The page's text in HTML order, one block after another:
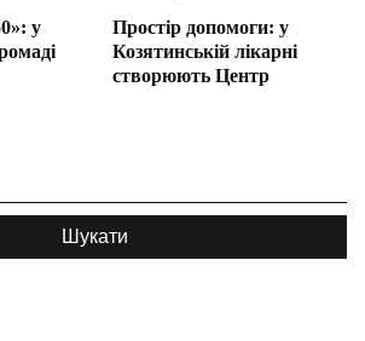
у
Простір допомоги: у
Козятинській лікарні
створюють Центр